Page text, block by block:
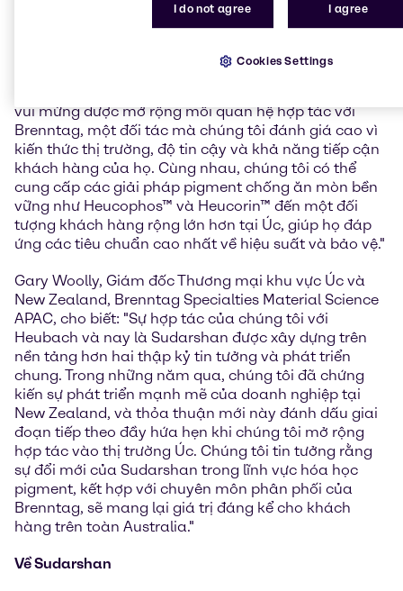
vệ bền vững chống ăn mòn là yếu tố quan trọng.
Robert Kurniadi Kwok, Giám đốc Kinh doanh khu vực
Đông Nam Á, Úc và New Zealand, của Sudarshan
vui mừng được mở rộng mối quan hệ hợp tác với
Brenntag, một đối tác mà chúng tôi đánh giá cao vì
kiến thức thị trường, độ tin cậy và khả năng tiếp cận
khách hàng của họ. Cùng nhau, chúng tôi có thể
cung cấp các giải pháp pigment chống ăn mòn bền
vững như Heucophos™ và Heucorin™ đến một đối
tượng khách hàng rộng lớn hơn tại Úc, giúp họ đáp
ứng các tiêu chuẩn cao nhất về hiệu suất và bảo vệ."
Gary Woolly, Giám đốc Thương mại khu vực Úc và
New Zealand, Brenntag Specialties Material Science
APAC, cho biết: "Sự hợp tác của chúng tôi với
Heubach và nay là Sudarshan được xây dựng trên
nền tảng hơn hai thập kỷ tin tưởng và phát triển
chung. Trong những năm qua, chúng tôi đã chứng
kiến sự phát triển mạnh mẽ của doanh nghiệp tại
New Zealand, và thỏa thuận mới này đánh dấu giai
đoạn tiếp theo đầy hứa hẹn khi chúng tôi mở rộng
hợp tác vào thị trường Úc. Chúng tôi tin tưởng rằng
sự đổi mới của Sudarshan trong lĩnh vực hóa học
pigment, kết hợp với chuyên môn phân phối của
Brenntag, sẽ mang lại giá trị đáng kể cho khách
hàng trên toàn Australia."
Về Sudarshan
I do not agree I agree
Cookies Settings